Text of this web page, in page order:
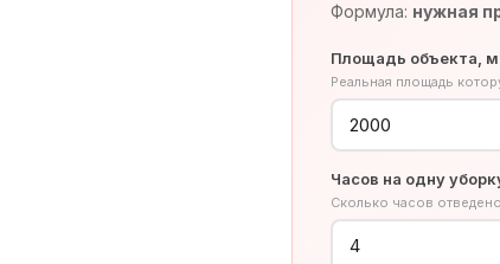
Формула: нужная
Площадь объекта,
Реальная площадь
Часов на одну
Сколько часов